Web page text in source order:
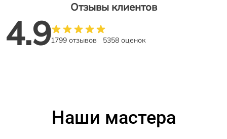
Отзывы клиентов
4.91799 отзывов 5358 оценок
Наши мастера